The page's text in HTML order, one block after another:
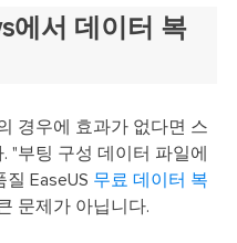
에서 데이터 복
경우에 효과가 없다면 스
"부팅 구성 데이터 파일에
EaseUS 무료 데이터 복
문제가 아닙니다.